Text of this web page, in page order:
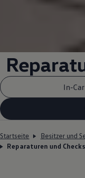
In-
Startseite Besitzer und
Reparaturen und Checks